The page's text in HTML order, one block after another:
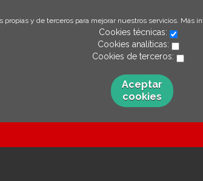
propias y de terceros para mejorar nuestros servicios. Más
Cookies técnicas:
Cookies analíticas:
Cookies de terceros:
Aceptar
cookies